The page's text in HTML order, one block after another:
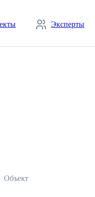
Эксперты
Объект